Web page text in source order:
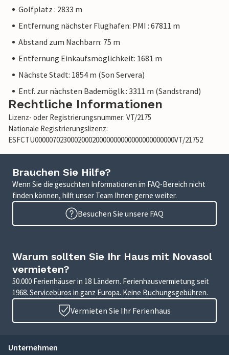
Golfplatz : 2833 m
Entfernung nächster Flughafen: PMI : 67811 m
Abstand zum Nachbarn: 75 m
Entfernung Einkaufsmöglichkeit: 1681 m
Nächste Stadt: 1854 m (Son Servera)
Entf. zur nächsten Bademöglk.: 3311 m (Sandstrand)
Rechtliche Informationen
Lizenz- oder Registrierungsnummer: VT/2175
Nationale Registrierungslizenz:
ESFCTU000007023000200020000000000000000000000VT/21752
Brauchen Sie Hilfe?
Wenn Sie die gesuchten Informationen im FAQ-Bereich nicht
finden können, hilft unser Team Ihnen gerne weiter.
Besuchen Sie unsere FAQ
Warum sollten Sie Ihr Haus mit Novasol
vermieten?
50.000 Ferienhäuser in 18 Ländern. Ferienhausvermietung seit
1968. Servicebüros in ganz Europa. Keine Buchungsgebühren.
Vermieten Sie Ihr Ferienhaus
Unternehmen